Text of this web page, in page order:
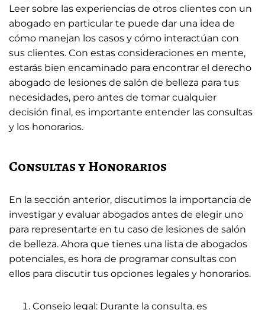
Leer sobre las experiencias de otros clientes con un
abogado en particular te puede dar una idea de
cómo manejan los casos y cómo interactúan con
sus clientes. Con estas consideraciones en mente,
estarás bien encaminado para encontrar el derecho
abogado de lesiones de salón de belleza para tus
necesidades, pero antes de tomar cualquier
decisión final, es importante entender las consultas
y los honorarios.
Consultas y Honorarios
En la sección anterior, discutimos la importancia de
investigar y evaluar abogados antes de elegir uno
para representarte en tu caso de lesiones de salón
de belleza. Ahora que tienes una lista de abogados
potenciales, es hora de programar consultas con
ellos para discutir tus opciones legales y honorarios.
Consejo legal: Durante la consulta, es